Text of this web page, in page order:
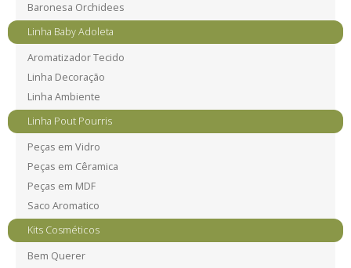
Baronesa Orchidees
Linha Baby Adoleta
Aromatizador Tecido
Linha Decoração
Linha Ambiente
Linha Pout Pourris
Peças em Vidro
Peças em Cêramica
Peças em MDF
Saco Aromatico
Kits Cosméticos
Bem Querer